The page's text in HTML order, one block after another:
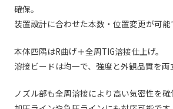
確保。
装置設計に合わせた本数・位置変更が可能
本体四隅はR曲げ＋全周TIG溶接仕上げ。
溶接ビードは均一で、強度と外観品質を両
ノズル部も全周溶接により高い気密性を確